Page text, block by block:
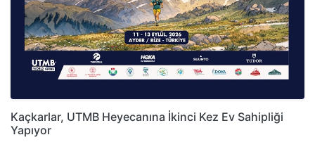
Kaçkarlar, UTMB Heyecanına İkinci Kez Ev Sahipliği
Yapıyor